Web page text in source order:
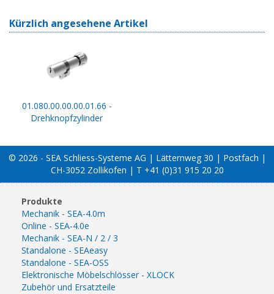
Kürzlich angesehene Artikel
01.080.00.00.00.01.66 -
Drehknopfzylinder
© 2026 - SEA Schliess-Systeme AG | Lätternweg 30 | Postfach |
CH-3052 Zollikofen | T +41 (0)31 915 20 20
Produkte
Mechanik - SEA-4.0m
Online - SEA-4.0e
Mechanik - SEA-N / 2 / 3
Standalone - SEAeasy
Standalone - SEA-OSS
Elektronische Möbelschlösser - XLOCK
Zubehör und Ersatzteile